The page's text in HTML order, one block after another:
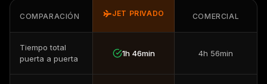
COMPARACIÓN JET PRIVADO COMERCIAL
Tiempo total
puerta a puerta
1h 46min 4h 56min